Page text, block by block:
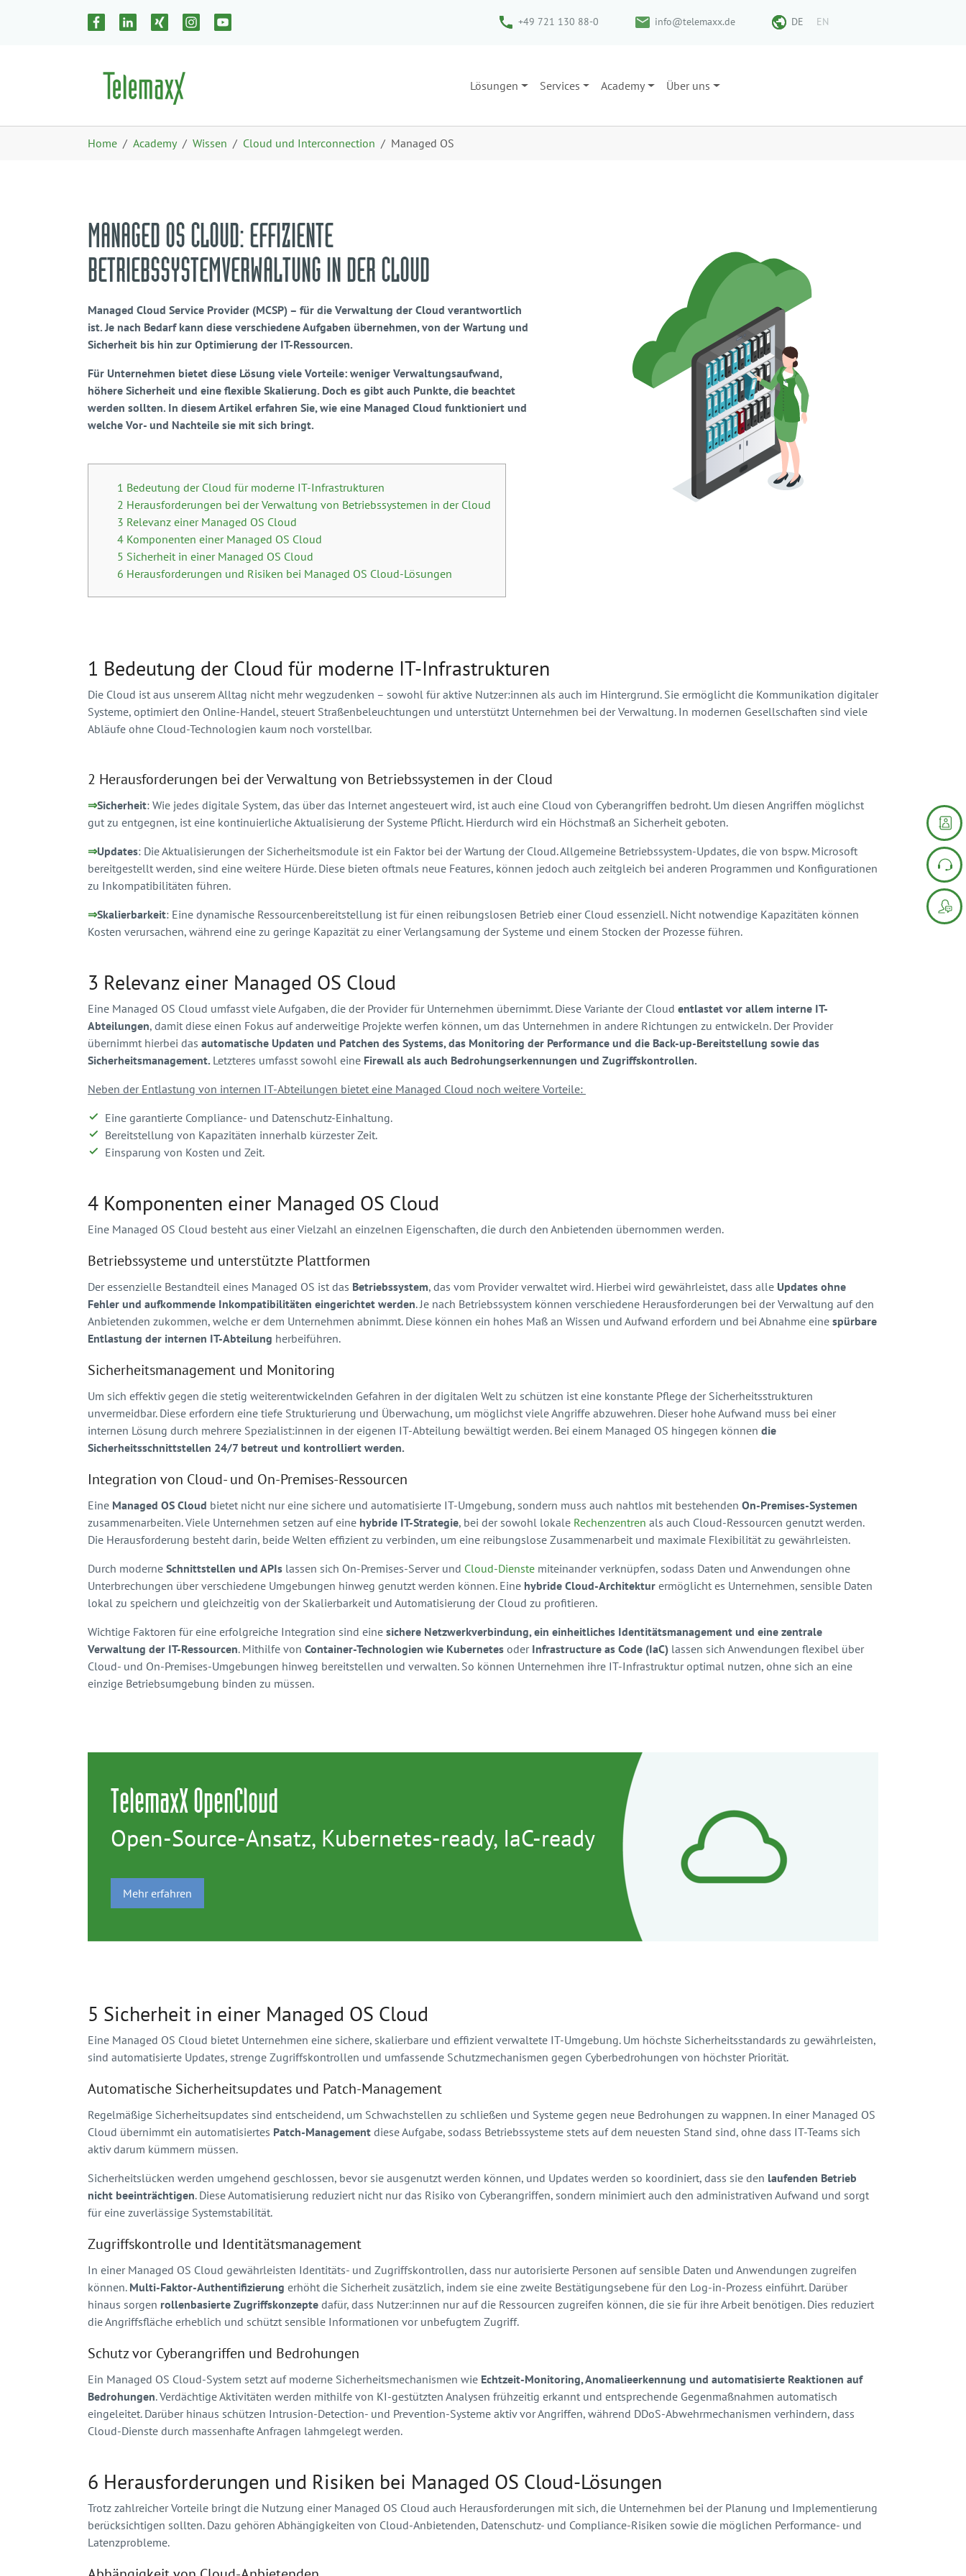
+49 721 130 88-0 info@telemaxx.de DE EN
Lösungen Services Academy Über uns
Home Academy Wissen Cloud und Interconnection Managed OS
MANAGED OS CLOUD: EFFIZIENTE
BETRIEBSSYSTEMVERWALTUNG IN DER CLOUD
Managed Cloud Service Provider (MCSP) – für die Verwaltung der Cloud verantwortlich
ist. Je nach Bedarf kann diese verschiedene Aufgaben übernehmen, von der Wartung und
Sicherheit bis hin zur Optimierung der IT-Ressourcen.
Für Unternehmen bietet diese Lösung viele Vorteile: weniger Verwaltungsaufwand,
höhere Sicherheit und eine flexible Skalierung. Doch es gibt auch Punkte, die beachtet
werden sollten. In diesem Artikel erfahren Sie, wie eine Managed Cloud funktioniert und
welche Vor- und Nachteile sie mit sich bringt.
1 Bedeutung der Cloud für moderne IT-Infrastrukturen
2 Herausforderungen bei der Verwaltung von Betriebssystemen in der Cloud
3 Relevanz einer Managed OS Cloud
4 Komponenten einer Managed OS Cloud
5 Sicherheit in einer Managed OS Cloud
6 Herausforderungen und Risiken bei Managed OS Cloud-Lösungen
1 Bedeutung der Cloud für moderne IT-Infrastrukturen
Die Cloud ist aus unserem Alltag nicht mehr wegzudenken – sowohl für aktive Nutzer:innen als auch im Hintergrund. Sie ermöglicht die Kommunikation digitaler
Systeme, optimiert den Online-Handel, steuert Straßenbeleuchtungen und unterstützt Unternehmen bei der Verwaltung. In modernen Gesellschaften sind viele
Abläufe ohne Cloud-Technologien kaum noch vorstellbar.
2 Herausforderungen bei der Verwaltung von Betriebssystemen in der Cloud
⇒Sicherheit: Wie jedes digitale System, das über das Internet angesteuert wird, ist auch eine Cloud von Cyberangriffen bedroht. Um diesen Angriffen möglichst
gut zu entgegnen, ist eine kontinuierliche Aktualisierung der Systeme Pflicht. Hierdurch wird ein Höchstmaß an Sicherheit geboten.
⇒Updates: Die Aktualisierungen der Sicherheitsmodule ist ein Faktor bei der Wartung der Cloud. Allgemeine Betriebssystem-Updates, die von bspw. Microsoft
bereitgestellt werden, sind eine weitere Hürde. Diese bieten oftmals neue Features, können jedoch auch zeitgleich bei anderen Programmen und Konfigurationen
zu Inkompatibilitäten führen.
⇒Skalierbarkeit: Eine dynamische Ressourcenbereitstellung ist für einen reibungslosen Betrieb einer Cloud essenziell. Nicht notwendige Kapazitäten können
Kosten verursachen, während eine zu geringe Kapazität zu einer Verlangsamung der Systeme und einem Stocken der Prozesse führen.
3 Relevanz einer Managed OS Cloud
Eine Managed OS Cloud umfasst viele Aufgaben, die der Provider für Unternehmen übernimmt. Diese Variante der Cloud entlastet vor allem interne IT-
Abteilungen, damit diese einen Fokus auf anderweitige Projekte werfen können, um das Unternehmen in andere Richtungen zu entwickeln. Der Provider
übernimmt hierbei das automatische Updaten und Patchen des Systems, das Monitoring der Performance und die Back-up-Bereitstellung sowie das
Sicherheitsmanagement. Letzteres umfasst sowohl eine Firewall als auch Bedrohungserkennungen und Zugriffskontrollen.
Neben der Entlastung von internen IT-Abteilungen bietet eine Managed Cloud noch weitere Vorteile:
Eine garantierte Compliance- und Datenschutz-Einhaltung.
Bereitstellung von Kapazitäten innerhalb kürzester Zeit.
Einsparung von Kosten und Zeit.
4 Komponenten einer Managed OS Cloud
Eine Managed OS Cloud besteht aus einer Vielzahl an einzelnen Eigenschaften, die durch den Anbietenden übernommen werden.
Betriebssysteme und unterstützte Plattformen
Der essenzielle Bestandteil eines Managed OS ist das Betriebssystem, das vom Provider verwaltet wird. Hierbei wird gewährleistet, dass alle Updates ohne
Fehler und aufkommende Inkompatibilitäten eingerichtet werden. Je nach Betriebssystem können verschiedene Herausforderungen bei der Verwaltung auf den
Anbietenden zukommen, welche er dem Unternehmen abnimmt. Diese können ein hohes Maß an Wissen und Aufwand erfordern und bei Abnahme eine spürbare
Entlastung der internen IT-Abteilung herbeiführen.
Sicherheitsmanagement und Monitoring
Um sich effektiv gegen die stetig weiterentwickelnden Gefahren in der digitalen Welt zu schützen ist eine konstante Pflege der Sicherheitsstrukturen
unvermeidbar. Diese erfordern eine tiefe Strukturierung und Überwachung, um möglichst viele Angriffe abzuwehren. Dieser hohe Aufwand muss bei einer
internen Lösung durch mehrere Spezialist:innen in der eigenen IT-Abteilung bewältigt werden. Bei einem Managed OS hingegen können die
Sicherheitsschnittstellen 24/7 betreut und kontrolliert werden.
Integration von Cloud- und On-Premises-Ressourcen
Eine Managed OS Cloud bietet nicht nur eine sichere und automatisierte IT-Umgebung, sondern muss auch nahtlos mit bestehenden On-Premises-Systemen
zusammenarbeiten. Viele Unternehmen setzen auf eine hybride IT-Strategie, bei der sowohl lokale Rechenzentren als auch Cloud-Ressourcen genutzt werden.
Die Herausforderung besteht darin, beide Welten effizient zu verbinden, um eine reibungslose Zusammenarbeit und maximale Flexibilität zu gewährleisten.
Durch moderne Schnittstellen und APIs lassen sich On-Premises-Server und Cloud-Dienste miteinander verknüpfen, sodass Daten und Anwendungen ohne
Unterbrechungen über verschiedene Umgebungen hinweg genutzt werden können. Eine hybride Cloud-Architektur ermöglicht es Unternehmen, sensible Daten
lokal zu speichern und gleichzeitig von der Skalierbarkeit und Automatisierung der Cloud zu profitieren.
Wichtige Faktoren für eine erfolgreiche Integration sind eine sichere Netzwerkverbindung, ein einheitliches Identitätsmanagement und eine zentrale
Verwaltung der IT-Ressourcen. Mithilfe von Container-Technologien wie Kubernetes oder Infrastructure as Code (IaC) lassen sich Anwendungen flexibel über
Cloud- und On-Premises-Umgebungen hinweg bereitstellen und verwalten. So können Unternehmen ihre IT-Infrastruktur optimal nutzen, ohne sich an eine
einzige Betriebsumgebung binden zu müssen.
TelemaxX OpenCloud
Open-Source-Ansatz, Kubernetes-ready, IaC-ready
Mehr erfahren
5 Sicherheit in einer Managed OS Cloud
Eine Managed OS Cloud bietet Unternehmen eine sichere, skalierbare und effizient verwaltete IT-Umgebung. Um höchste Sicherheitsstandards zu gewährleisten,
sind automatisierte Updates, strenge Zugriffskontrollen und umfassende Schutzmechanismen gegen Cyberbedrohungen von höchster Priorität.
Automatische Sicherheitsupdates und Patch-Management
Regelmäßige Sicherheitsupdates sind entscheidend, um Schwachstellen zu schließen und Systeme gegen neue Bedrohungen zu wappnen. In einer Managed OS
Cloud übernimmt ein automatisiertes Patch-Management diese Aufgabe, sodass Betriebssysteme stets auf dem neuesten Stand sind, ohne dass IT-Teams sich
aktiv darum kümmern müssen.
Sicherheitslücken werden umgehend geschlossen, bevor sie ausgenutzt werden können, und Updates werden so koordiniert, dass sie den laufenden Betrieb
nicht beeinträchtigen. Diese Automatisierung reduziert nicht nur das Risiko von Cyberangriffen, sondern minimiert auch den administrativen Aufwand und sorgt
für eine zuverlässige Systemstabilität.
Zugriffskontrolle und Identitätsmanagement
In einer Managed OS Cloud gewährleisten Identitäts- und Zugriffskontrollen, dass nur autorisierte Personen auf sensible Daten und Anwendungen zugreifen
können. Multi-Faktor-Authentifizierung erhöht die Sicherheit zusätzlich, indem sie eine zweite Bestätigungsebene für den Log-in-Prozess einführt. Darüber
hinaus sorgen rollenbasierte Zugriffskonzepte dafür, dass Nutzer:innen nur auf die Ressourcen zugreifen können, die sie für ihre Arbeit benötigen. Dies reduziert
die Angriffsfläche erheblich und schützt sensible Informationen vor unbefugtem Zugriff.
Schutz vor Cyberangriffen und Bedrohungen
Ein Managed OS Cloud-System setzt auf moderne Sicherheitsmechanismen wie Echtzeit-Monitoring, Anomalieerkennung und automatisierte Reaktionen auf
Bedrohungen. Verdächtige Aktivitäten werden mithilfe von KI-gestützten Analysen frühzeitig erkannt und entsprechende Gegenmaßnahmen automatisch
eingeleitet. Darüber hinaus schützen Intrusion-Detection- und Prevention-Systeme aktiv vor Angriffen, während DDoS-Abwehrmechanismen verhindern, dass
Cloud-Dienste durch massenhafte Anfragen lahmgelegt werden.
6 Herausforderungen und Risiken bei Managed OS Cloud-Lösungen
Trotz zahlreicher Vorteile bringt die Nutzung einer Managed OS Cloud auch Herausforderungen mit sich, die Unternehmen bei der Planung und Implementierung
berücksichtigen sollten. Dazu gehören Abhängigkeiten von Cloud-Anbietenden, Datenschutz- und Compliance-Risiken sowie die möglichen Performance- und
Latenzprobleme.